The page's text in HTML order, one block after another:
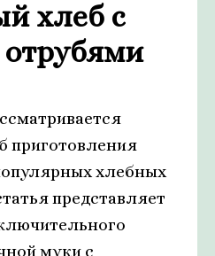
хлеб с
приготовления
хлебных
представляет
муки с